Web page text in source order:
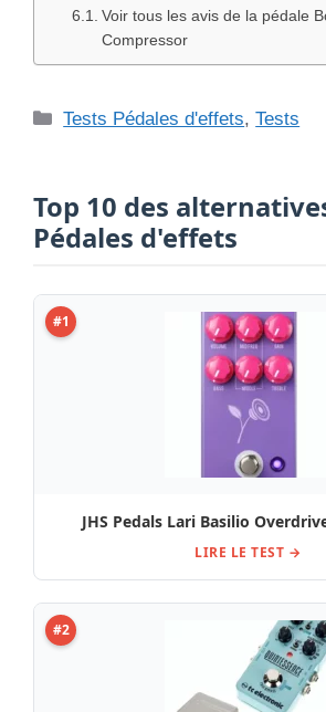
Voir tous les avis de la pédale
Compressor
Catégories
Tests Pédales d'effets,Tests
Top 10 des
Pédales d'effets
#1
JHS Pedals Lari Basilio
LIRE LE TEST →
#2